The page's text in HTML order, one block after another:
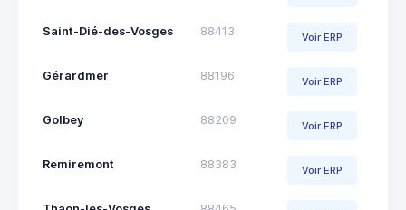
Saint-Dié-des-Vosges 88413 Voir ERP
Gérardmer 88196 Voir ERP
Golbey 88209 Voir ERP
Remiremont 88383 Voir ERP